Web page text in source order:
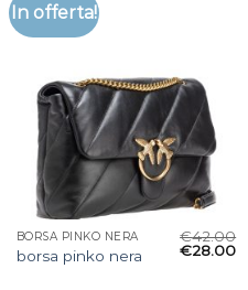
In offerta!
BORSA PINKO NERA
borsa pinko nera
€42.00
€28.00